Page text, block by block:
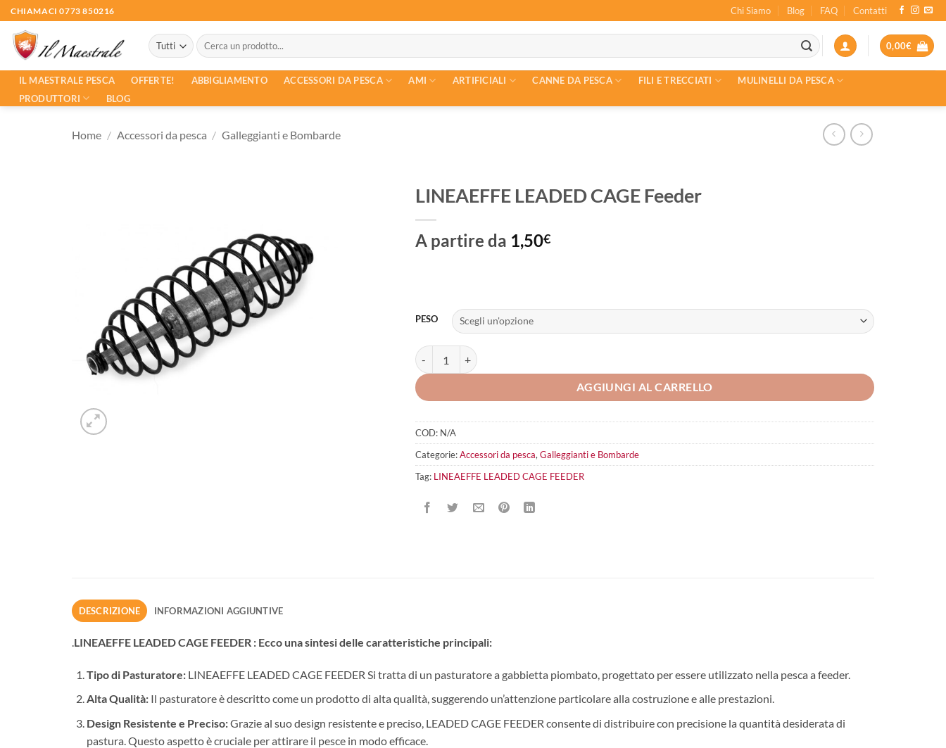
Salta
ai
contenuti
CHIAMACI 0773 850216 Chi Siamo Blog FAQ Contatti
Cerca:
0,00€
IL MAESTRALE PESCA OFFERTE! ABBIGLIAMENTO ACCESSORI DA PESCA AMI ARTIFICIALI CANNE DA PESCA FILI E TRECCIATI
MULINELLI DA PESCA
PRODUTTORI
BLOG
Home / Accessori da pesca / Galleggianti e Bombarde
LINEAEFFE LEADED CAGE Feeder
A partire da 1,50€
PESO
LINEAEFFE LEADED CAGE Feeder quantità
AGGIUNGI AL CARRELLO
COD: N/A
Categorie:Accessori da pesca, Galleggianti e Bombarde
Tag: LINEAEFFE LEADED CAGE FEEDER
DESCRIZIONE INFORMAZIONI AGGIUNTIVE
.LINEAEFFE LEADED CAGE FEEDER : Ecco una sintesi delle caratteristiche principali:
Tipo di Pasturatore:LINEAEFFE LEADED CAGE FEEDER Si tratta di un pasturatore a gabbietta piombato, progettato per essere utilizzato nella pesca a feeder.
Alta Qualità:Il pasturatore è descritto come un prodotto di alta qualità, suggerendo un’attenzione particolare alla costruzione e alle prestazioni.
Design Resistente e Preciso:Grazie al suo design resistente e preciso, LEADED CAGE FEEDER consente di distribuire con precisione la quantità desiderata di
pastura. Questo aspetto è cruciale per attirare il pesce in modo efficace.